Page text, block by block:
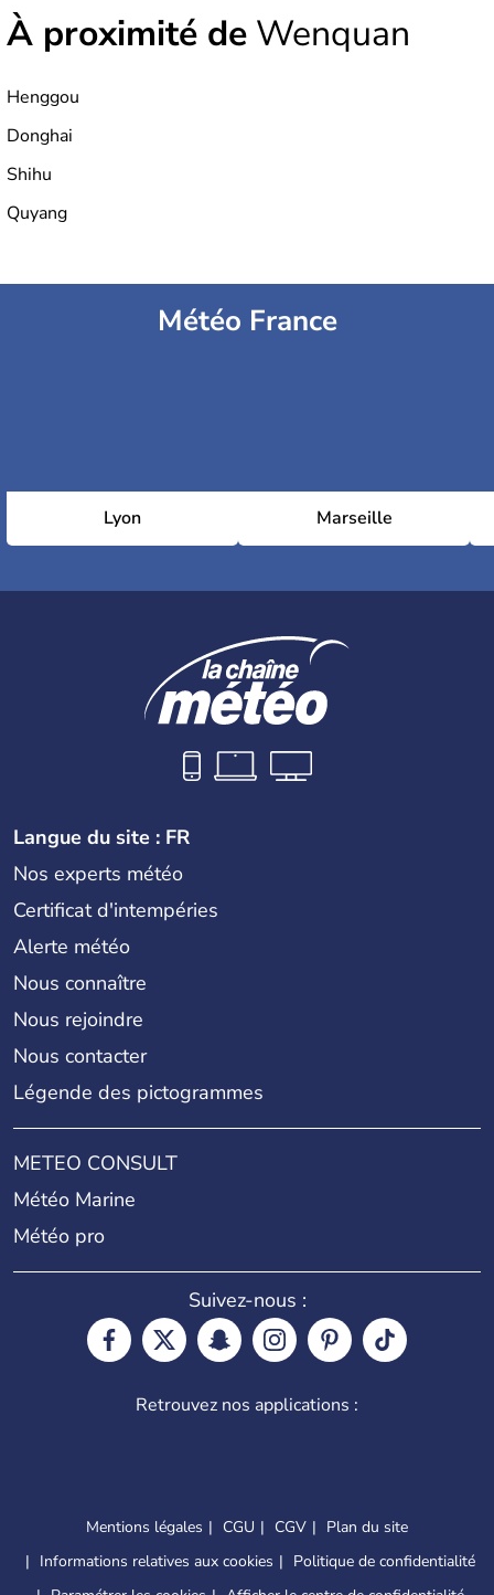
À proximité de Wenquan
Henggou
Donghai
Shihu
Quyang
Météo France
Lyon Marseille
Langue du site : FR
Nos experts météo
Certificat d'intempéries
Alerte météo
Nous connaître
Nous rejoindre
Nous contacter
Légende des pictogrammes
METEO CONSULT
Météo Marine
Météo pro
Suivez-nous :
Retrouvez nos applications :
Mentions légales CGU CGV
Plan du site
Informations relatives aux cookies
Politique de confidentialité